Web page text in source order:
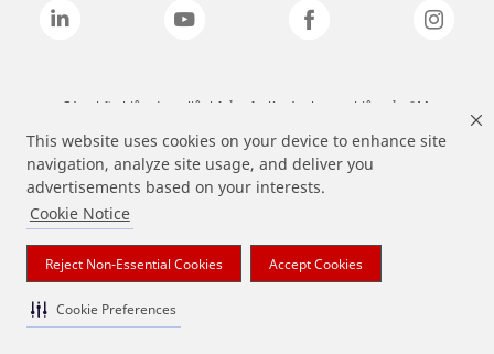
This website uses cookies on your device to enhance site
navigation, analyze site usage, and deliver you
advertisements based on your interests.
Cookie Notice
Reject Non-Essential Cookies Accept Cookies
Cookie Preferences
Các nhãn hiệu được liệt kê ở trên là các thương hiệu của 3M.